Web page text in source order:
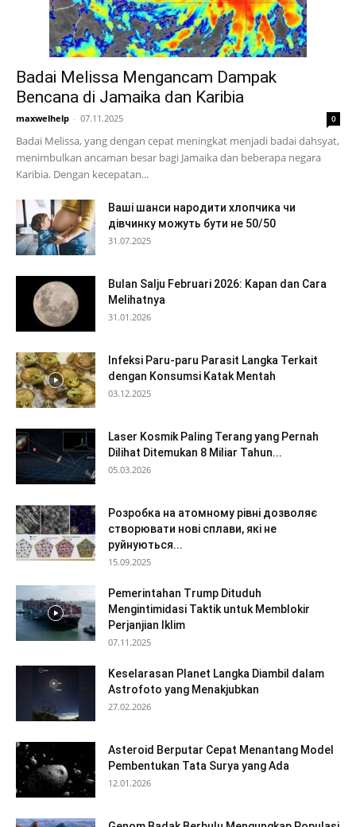
Badai Melissa Mengancam Dampak
Bencana di Jamaika dan Karibia
maxwelhelp - 07.11.2025 0
Badai Melissa, yang dengan cepat meningkat menjadi badai dahsyat,
menimbulkan ancaman besar bagi Jamaika dan beberapa negara
Karibia. Dengan kecepatan...
Ваші шанси народити хлопчика чи
дівчинку можуть бути не 50/50
31.07.2025
Bulan Salju Februari 2026: Kapan dan Cara
Melihatnya
31.01.2026
Infeksi Paru-paru Parasit Langka Terkait
dengan Konsumsi Katak Mentah
03.12.2025
Laser Kosmik Paling Terang yang Pernah
Dilihat Ditemukan 8 Miliar Tahun...
05.03.2026
Розробка на атомному рівні дозволяє
створювати нові сплави, які не
руйнуються...
15.09.2025
Pemerintahan Trump Dituduh
Mengintimidasi Taktik untuk Memblokir
Perjanjian Iklim
07.11.2025
Keselarasan Planet Langka Diambil dalam
Astrofoto yang Menakjubkan
27.02.2026
Asteroid Berputar Cepat Menantang Model
Pembentukan Tata Surya yang Ada
12.01.2026